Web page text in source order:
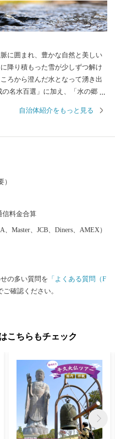
に囲まれ、豊かな自然と美しい
降り積もった雪が少しずつ解け
ろから澄んだ水となって湧き出
的に有名になっています。城の
心ふれあうまち」の実現を目指
自治体紹介をもっと見る
）
信料金合算
Master、JCB、Diners、AMEX）
の多い質問を 「よくある質問（F
確認ください。
こちらもチェック